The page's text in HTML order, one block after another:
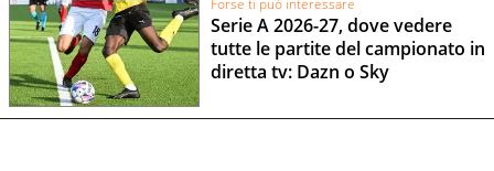
Forse ti può interessare
Serie A 2026-27, dove vedere
tutte le partite del campionato in
diretta tv: Dazn o Sky